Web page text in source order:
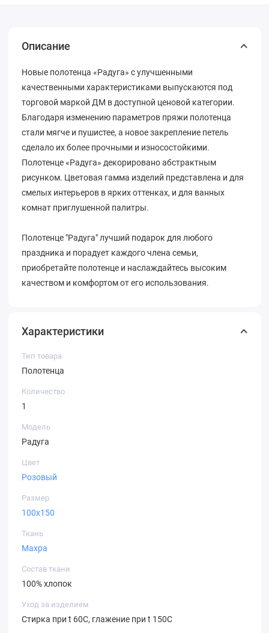
Описание
Новые полотенца «Радуга» с улучшенными
качественными характеристиками выпускаются под
торговой маркой ДМ в доступной ценовой категории.
Благодаря изменению параметров пряжи полотенца
стали мягче и пушистее, а новое закрепление петель
сделало их более прочными и износостойкими.
Полотенце «Радуга» декорировано абстрактным
рисунком. Цветовая гамма изделий представлена и для
смелых интерьеров в ярких оттенках, и для ванных
комнат приглушенной палитры.
Полотенце "Радуга" лучший подарок для любого
праздника и порадует каждого члена семьи,
приобретайте полотенце и наслаждайтесь высоким
качеством и комфортом от его использования.
Характеристики
Тип товара
Полотенца
Количество
1
Модель
Радуга
Цвет
Розовый
Размер
100х150
Ткань
Махра
Состав ткани
100% хлопок
Уход за изделием
Стирка при t 60С, глажение при t 150С